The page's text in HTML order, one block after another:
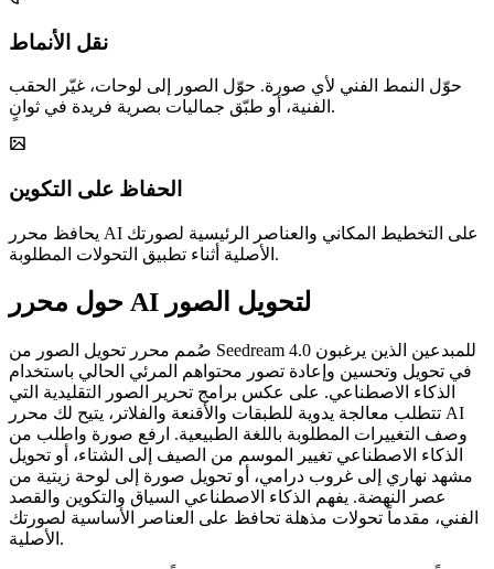
نقل الأنماط
حوّل النمط الفني لأي صورة. حوّل الصور إلى لوحات، غيّر الحقب
الفنية، أو طبّق جماليات بصرية فريدة في ثوانٍ.
الحفاظ على التكوين
يحافظ محرر AI على التخطيط المكاني والعناصر الرئيسية لصورتك
الأصلية أثناء تطبيق التحولات المطلوبة.
حول محرر AI لتحويل الصور
صُمم محرر تحويل الصور من Seedream 4.0 للمبدعين الذين يرغبون
في تحويل وتحسين وإعادة تصور محتواهم المرئي الحالي باستخدام
الذكاء الاصطناعي. على عكس برامج تحرير الصور التقليدية التي
تتطلب معالجة يدوية للطبقات والأقنعة والفلاتر، يتيح لك محرر AI
وصف التغييرات المطلوبة باللغة الطبيعية. ارفع صورة واطلب من
الذكاء الاصطناعي تغيير الموسم من الصيف إلى الشتاء، أو تحويل
مشهد نهاري إلى غروب درامي، أو تحويل صورة إلى لوحة زيتية من
عصر النهضة. يفهم الذكاء الاصطناعي السياق والتكوين والقصد
الفني، مقدماً تحولات مذهلة تحافظ على العناصر الأساسية لصورتك
الأصلية.